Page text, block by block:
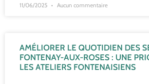
11/06/2025 Aucun commentaire
AMÉLIORER LE QUOTIDIEN DES
FONTENAY-AUX-ROSES : UNE
LES ATELIERS FONTENAISIENS